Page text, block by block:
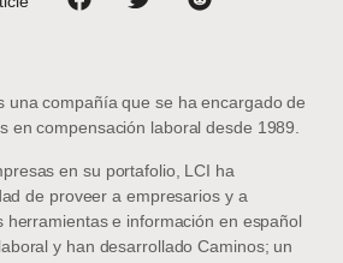
una compañía que se ha encargado de
en compensación laboral desde 1989.
en su portafolio, LCI ha
de proveer a empresarios y a
herramientas e información en español
y han desarrollado Caminos; un